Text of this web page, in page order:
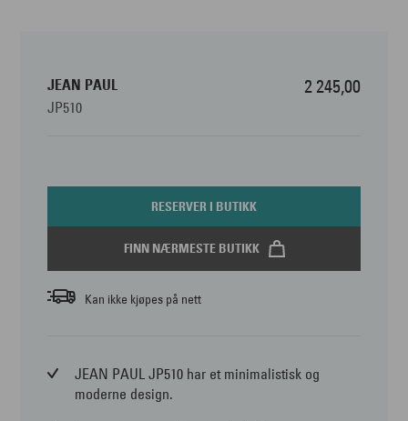
JEAN PAUL
JP510
2 245,00
RESERVER I BUTIKK
FINN NÆRMESTE BUTIKK
Kan ikke kjøpes på nett
JEAN PAUL JP510 har et minimalistisk og
moderne design.